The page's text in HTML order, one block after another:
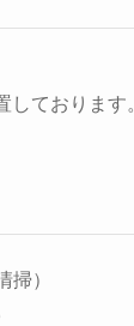
ております。
）